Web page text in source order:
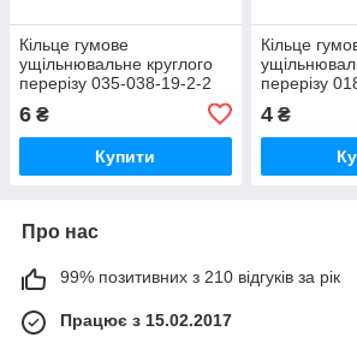
Кільце гумове
ущільнювальне круглого
перерізу 035-038-19-2-2
6 ₴
Купити
Кільце
перерізу
4₴
Про нас
99% позитивних з 210 відгуків за рік
Працює з 15.02.2017